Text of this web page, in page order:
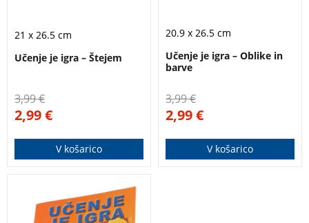
21 x 26.5 cm
Učenje je igra – Štejem
3,99€
2,99€
V košarico
20.9 x 26.5 cm
Učenje je igra – Oblike in
barve
3,99€
2,99€
V košarico
Jasen in nazoren
delovni zvezek za